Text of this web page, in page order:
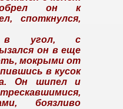
он к
споткнулся,
в угол, с
он в еще
мокрыми от
в кусок
Он шипел и
боязливо